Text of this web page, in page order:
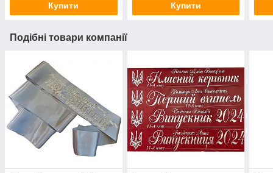
Купити Купити
Подібні товари компанії